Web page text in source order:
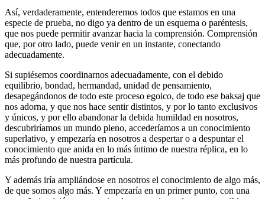
Así, verdaderamente, entenderemos todos que estamos en una
especie de prueba, no digo ya dentro de un esquema o paréntesis,
que nos puede permitir avanzar hacia la comprensión. Comprensión
que, por otro lado, puede venir en un instante, conectando
adecuadamente.
Si supiésemos coordinarnos adecuadamente, con el debido
equilibrio, bondad, hermandad, unidad de pensamiento,
desapegándonos de todo este proceso egoico, de todo ese baksaj que
nos adorna, y que nos hace sentir distintos, y por lo tanto exclusivos
y únicos, y por ello abandonar la debida humildad en nosotros,
descubriríamos un mundo pleno, accederíamos a un conocimiento
superlativo, y empezaría en nosotros a despertar o a despuntar el
conocimiento que anida en lo más íntimo de nuestra réplica, en lo
más profundo de nuestra partícula.
Y además iría ampliándose en nosotros el conocimiento de algo más,
de que somos algo más. Y empezaría en un primer punto, con una